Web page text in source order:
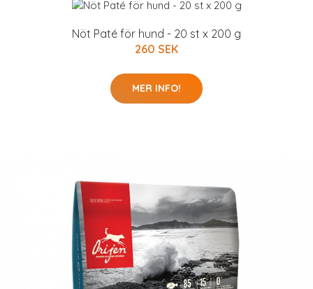
Nöt Paté för hund - 20 st x 200 g
260 SEK
MER INFO!